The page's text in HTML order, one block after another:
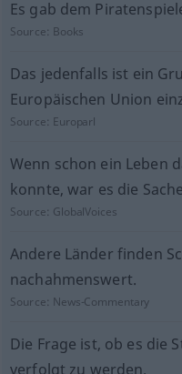
Es gab dem
Source: Books
Das jedenfalls ist ein
Europäischen Union
Source: Europarl
Wenn schon ein Leben
konnte, war es die
Source: GlobalVoices
Andere Länder finden
nachahmenswert.
Source: News-Commentary
Die Frage ist, ob es die
verfolgt zu werden.